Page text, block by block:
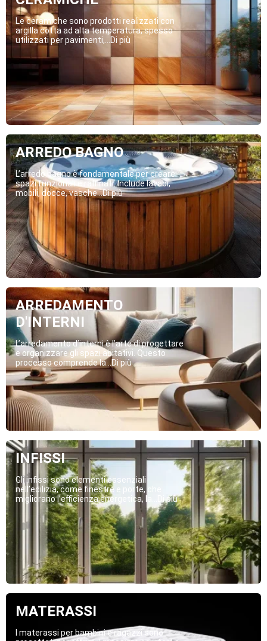
Le ceramiche sono prodotti realizzati con
argilla cotta ad alta temperatura, spesso
utilizzati per pavimenti,...Di più
ARREDO BAGNO
L’arredo bagno è fondamentale per creare
spazi funzionali e raffinati. Include lavabi,
mobili, docce, vasche...Di più
ARREDAMENTO
D'INTERNI
L’arredamento d’interni è l’arte di progettare
e organizzare gli spazi abitativi. Questo
processo comprende la...Di più
INFISSI
Gli infissi sono elementi essenziali
nell’edilizia, come finestre e porte, che
migliorano l’efficienza energetica, la...Di più
MATERASSI
I materassi per bambini e ragazzi sono